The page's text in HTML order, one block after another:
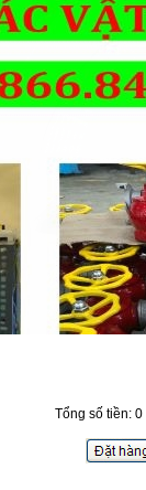
Tổng số tiền: 0